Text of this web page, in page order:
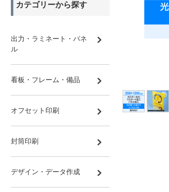
カテゴリーから探す
出力・ラミネート・パネ
ル
看板・フレーム・備品
オフセット印刷
封筒印刷
デザイン・データ作成